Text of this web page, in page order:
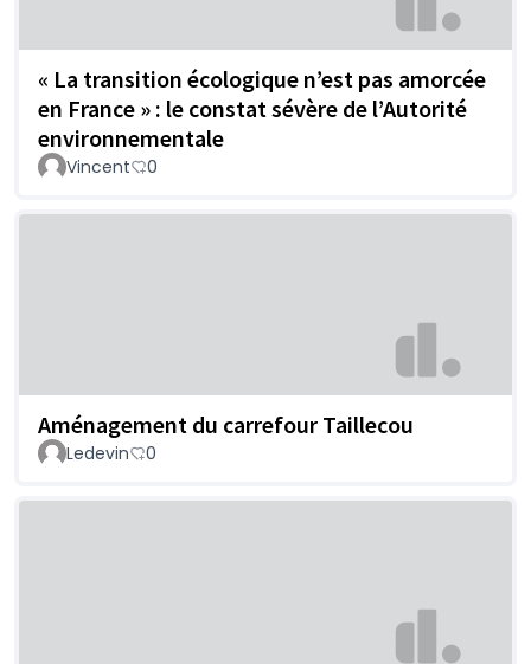
« La transition écologique n’est pas amorcée
en France » : le constat sévère de l’Autorité
environnementale
Vincent 0
Aménagement du carrefour Taillecou
Ledevin 0